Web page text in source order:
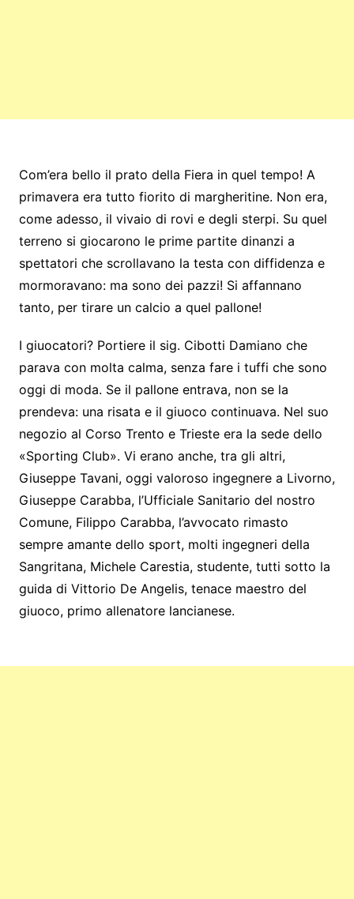
Com’era bello il prato della Fiera in quel tempo! A
primavera era tutto fiorito di margheritine. Non era,
come adesso, il vivaio di rovi e degli sterpi. Su quel
terreno si giocarono le prime partite dinanzi a
spettatori che scrollavano la testa con diffidenza e
mormoravano: ma sono dei pazzi! Si affannano
tanto, per tirare un calcio a quel pallone!
I giuocatori? Portiere il sig. Cibotti Damiano che
parava con molta calma, senza fare i tuffi che sono
oggi di moda. Se il pallone entrava, non se la
prendeva: una risata e il giuoco continuava. Nel suo
negozio al Corso Trento e Trieste era la sede dello
«Sporting Club». Vi erano anche, tra gli altri,
Giuseppe Tavani, oggi valoroso ingegnere a Livorno,
Giuseppe Carabba, l’Ufficiale Sanitario del nostro
Comune, Filippo Carabba, l’avvocato rimasto
sempre amante dello sport, molti ingegneri della
Sangritana, Michele Carestia, studente, tutti sotto la
guida di Vittorio De Angelis, tenace maestro del
giuoco, primo allenatore lancianese.